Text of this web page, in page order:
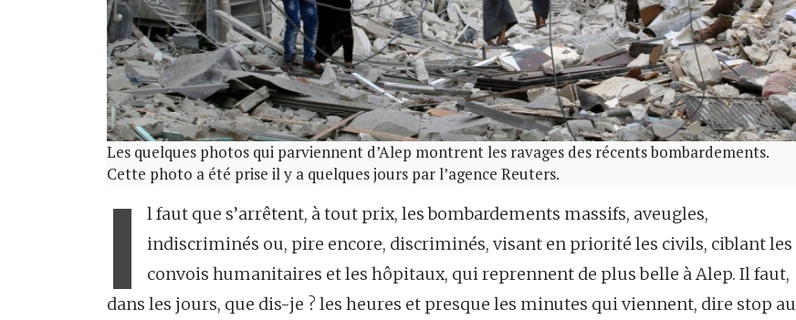
Les quelques photos qui parviennent d’Alep montrent les ravages des récents bombardements.
Cette photo a été prise il y a quelques jours par l’agence Reuters.
I
l faut que s’arrêtent, à tout prix, les bombardements massifs, aveugles,
indiscriminés ou, pire encore, discriminés, visant en priorité les civils, ciblant les
convois humanitaires et les hôpitaux, qui reprennent de plus belle à Alep. Il faut,
dans les jours, que dis-je ? les heures et presque les minutes qui viennent, dire stop au